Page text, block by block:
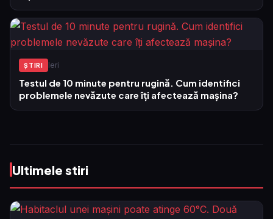
ŞTIRI Ieri
Testul de 10 minute pentru rugină. Cum identifici
problemele nevăzute care îți afectează mașina?
Ultimele stiri